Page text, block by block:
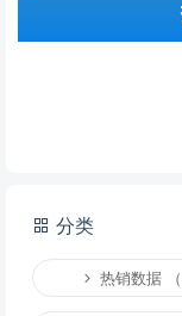
分类
热销数据 （